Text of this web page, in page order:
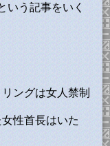
いう記事をいく
ングは女人禁制
性首長はいた